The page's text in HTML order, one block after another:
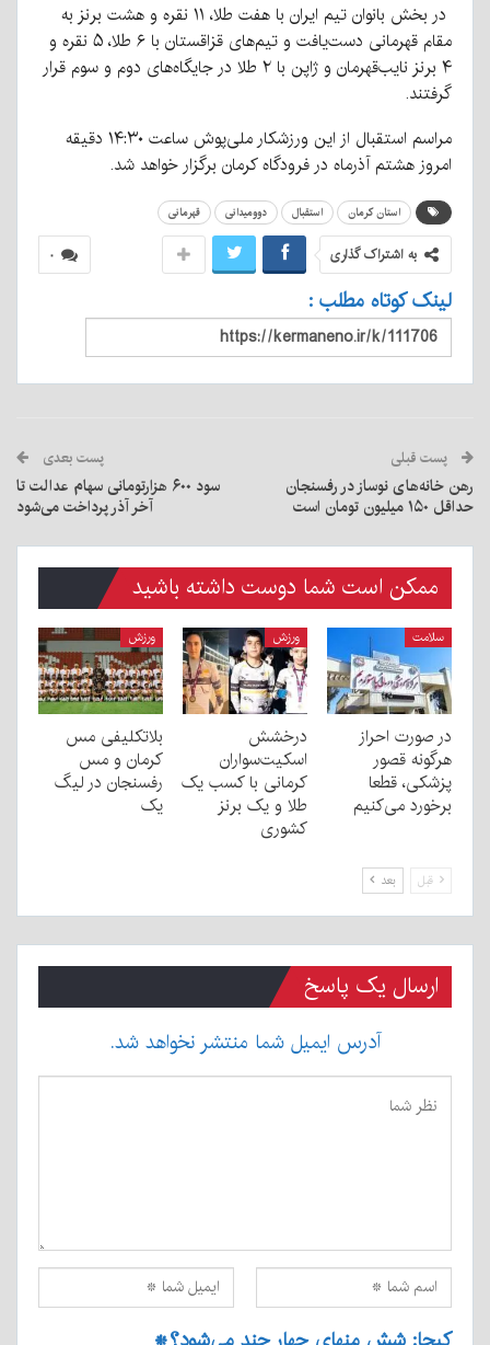
در بخش بانوان تیم ایران با هفت طلا، ۱۱ نقره و هشت برنز به
مقام قهرمانی دست‌یافت و تیم‌های قزاقستان با ۶ طلا، ۵ نقره و
۴ برنز نایب‌قهرمان و ژاپن با ۲ طلا در جایگاه‌های دوم و سوم قرار
گرفتند.
مراسم استقبال از این ورزشکار ملی‌پوش ساعت ۱۴:۳۰ دقیقه
امروز هشتم آذرماه در فرودگاه کرمان برگزار خواهد شد.
استان کرمان استقبال دوومیدانی قهرمانی
۰ به اشتراک گذاری
لینک کوتاه مطلب :
پست قبلی
رهن خانه‌های نوساز در رفسنجان
حداقل ۱۵۰ میلیون تومان است
پست بعدی
سود ۶۰۰ هزارتومانی سهام عدالت تا
آخر آذر پرداخت می‌شود
ممکن است شما دوست داشته باشید
سلامت
در صورت احراز
هرگونه قصور
پزشکی، قطعا
برخورد می‌کنیم
ورزش
درخشش
اسکیت‌سواران
کرمانی با کسب یک
طلا و یک برنز
کشوری
ورزش
بلاتکلیفی مس
کرمان و مس
رفسنجان در لیگ
یک
قبل بعد
ارسال یک پاسخ
آدرس ایمیل شما منتشر نخواهد شد.